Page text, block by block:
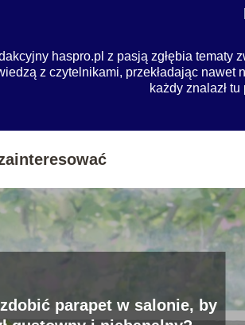
haspro.pl z pasją zgłębia
z czytelnikami, przekładając nawet
każdy znalazł
parapet w salonie, by